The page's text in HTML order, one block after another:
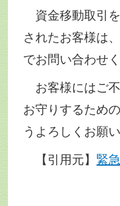
資金移動取引を
されたお客様は
でお問い合わせく
お客様にはご
お守りするため
うよろしくお願
【引用元】 緊